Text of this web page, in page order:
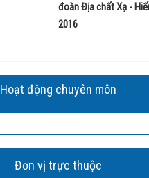
đoàn Địa chất Xạ -
2016
Hoạt động chuyên môn
Đơn vị trực thuộc